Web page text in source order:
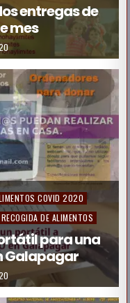
entregas de
mes
COVID 2020
RECOGIDA DE ALIMENTOS
para una
Galapagar